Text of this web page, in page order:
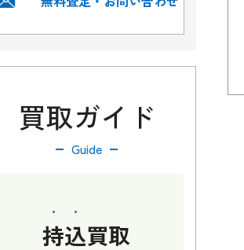
買取ガイド
Guide
持込買取